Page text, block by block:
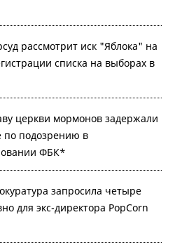
рассмотрит иск "Яблока" на
списка на выборах в
церкви мормонов задержали
по подозрению в
ФБК*
запросила четыре
для экс-директора PopCorn